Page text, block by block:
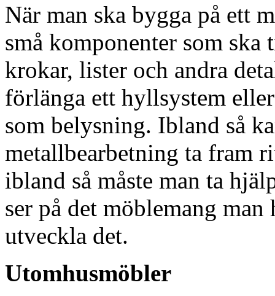
När man ska bygga på ett
små komponenter som
krokar, lister och andra
förlänga ett hyllsystem
som belysning. Ibland så
metallbearbetning ta fram
ibland så måste man ta
ser på det möblemang
utveckla det.
Utomhusmöbler